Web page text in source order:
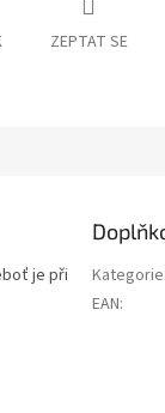
ZEPTAT SE
je při
Kategorie
EAN: